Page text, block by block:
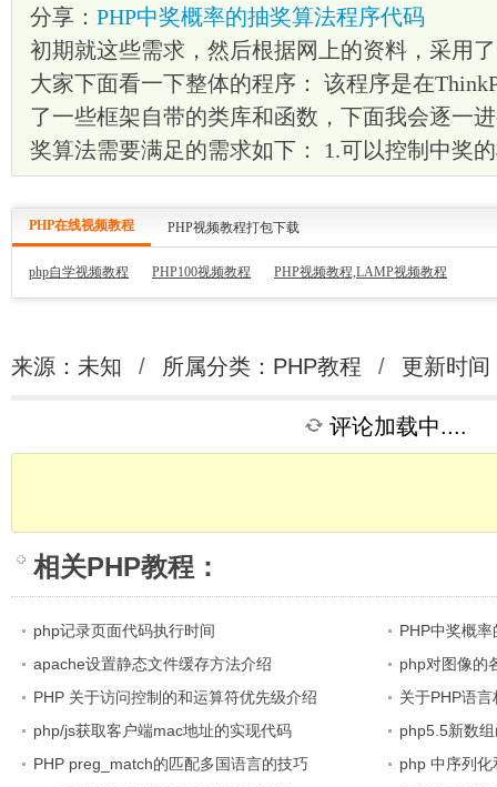
分享： PHP中奖概率的抽奖算法程序代码
初期就这些需求，然后根据网上的资料，采用
大家下面看一下整体的程序： 该程序是在
了一些框架自带的类库和函数，下面我会逐一
奖算法需要满足的需求如下： 1.可以控制中奖
PHP在线视频教程 PHP视频教程打包下载
php自学视频教程 PHP100视频教程 PHP视频教程,LAMP视频教程
来源：未知 / 所属分类： PHP教程 / 更新时间
评论加载中....
相关PHP教程 ：
php记录页面代码执行时间
PHP中奖概
apache设置静态文件缓存方法介绍
php对图像的
PHP 关于访问控制的和运算符优先级介绍
关于PHP语
php/js获取客户端mac地址的实现代码
php5.5新数
PHP preg_match的匹配多国语言的技巧
php 中序列